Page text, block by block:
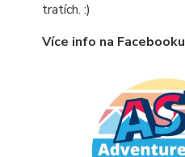
tratích. :)
Více info na Facebooku